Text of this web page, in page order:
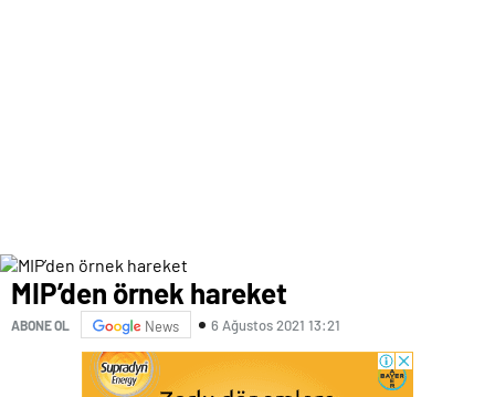
MIP’den örnek hareket
ABONE OL News 6 Ağustos 2021 13:21